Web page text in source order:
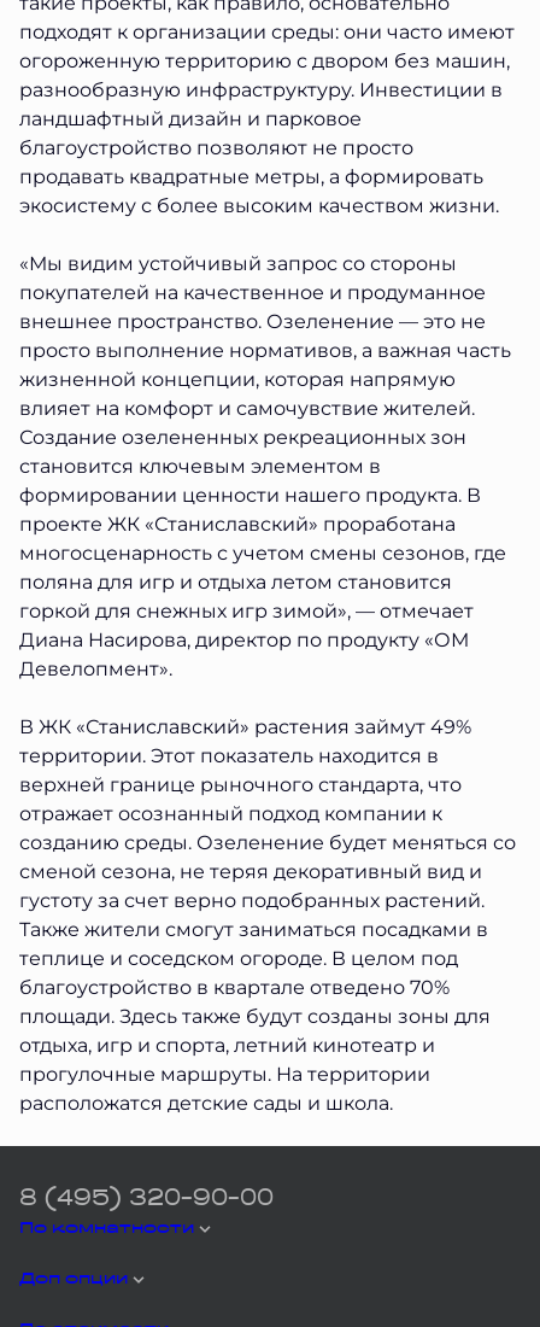
подходят к организации среды: они часто имеют
огороженную территорию с двором без машин,
разнообразную инфраструктуру. Инвестиции в
ландшафтный дизайн и парковое
благоустройство позволяют не просто
продавать квадратные метры, а формировать
экосистему с более высоким качеством жизни.
«Мы видим устойчивый запрос со стороны
покупателей на качественное и продуманное
внешнее пространство. Озеленение — это не
просто выполнение нормативов, а важная часть
жизненной концепции, которая напрямую
влияет на комфорт и самочувствие жителей.
Создание озелененных рекреационных зон
становится ключевым элементом в
формировании ценности нашего продукта. В
проекте ЖК «Станиславский» проработана
многосценарность с учетом смены сезонов, где
поляна для игр и отдыха летом становится
горкой для снежных игр зимой», — отмечает
Диана Насирова, директор по продукту «ОМ
Девелопмент».
В ЖК «Станиславский» растения займут 49%
территории. Этот показатель находится в
верхней границе рыночного стандарта, что
отражает осознанный подход компании к
созданию среды. Озеленение будет меняться со
сменой сезона, не теряя декоративный вид и
густоту за счет верно подобранных растений.
Также жители смогут заниматься посадками в
теплице и соседском огороде. В целом под
благоустройство в квартале отведено 70%
площади. Здесь также будут созданы зоны для
отдыха, игр и спорта, летний кинотеатр и
прогулочные маршруты. На территории
расположатся детские сады и школа.
По комнатности
Доп опции
8 (495) 320-90-00